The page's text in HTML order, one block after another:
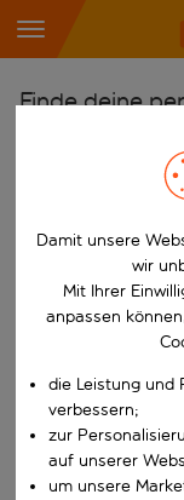
Finde deine
Beginne mit der
Wähle
Beginne mit der
Reiseziele
Nach
W&auml;hle ein
Wähle deine
Wann
Wer
Damit unsere
wir
Mit Ihrer
anpassen
die Leistung und
verbessern;
zur
auf unserer
um unsere